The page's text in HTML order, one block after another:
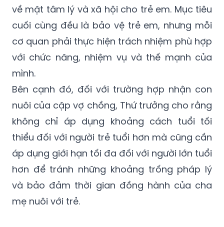
về mặt tâm lý và xã hội cho trẻ em. Mục tiêu
cuối cùng đều là bảo vệ trẻ em, nhưng mỗi
cơ quan phải thực hiện trách nhiệm phù hợp
với chức năng, nhiệm vụ và thế mạnh của
mình.
Bên cạnh đó, đối với trường hợp nhận con
nuôi của cặp vợ chồng, Thứ trưởng cho rằng
không chỉ áp dụng khoảng cách tuổi tối
thiểu đối với người trẻ tuổi hơn mà cũng cần
áp dụng giới hạn tối đa đối với người lớn tuổi
hơn để tránh những khoảng trống pháp lý
và bảo đảm thời gian đồng hành của cha
mẹ nuôi với trẻ.